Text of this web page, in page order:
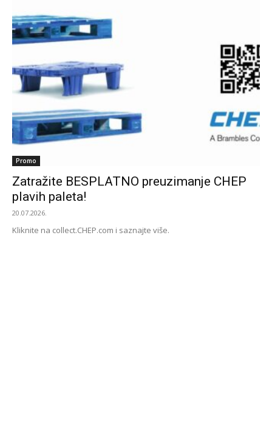
Promo
Zatražite BESPLATNO preuzimanje CHEP
plavih paleta!
20.07.2026.
Kliknite na collect.CHEP.com i saznajte više.